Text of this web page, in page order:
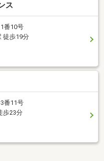
ス
番10号
徒歩19分
番11号
歩23分